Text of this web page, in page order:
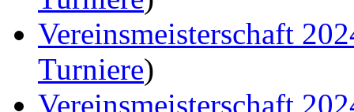
Vereinsmeisterschaft
Turniere)
Vereinsmeisterschaft